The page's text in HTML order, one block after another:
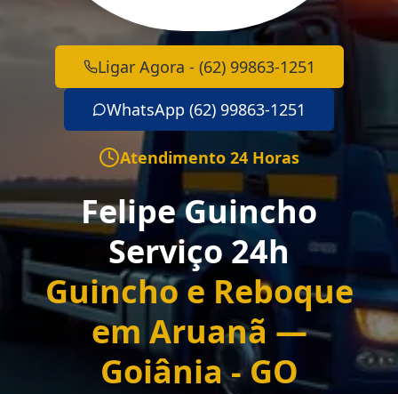
Ligar Agora - (62) 99863-1251
WhatsApp (62) 99863-1251
Atendimento 24 Horas
Felipe Guincho
Serviço 24h
Guincho e Reboque
em Aruanã —
Goiânia - GO